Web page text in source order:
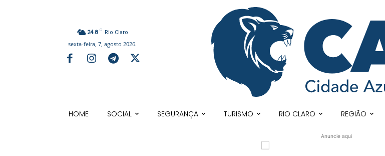
24.8 C Rio Claro
sexta-feira, 7, agosto 2026.
HOME SOCIAL SEGURANÇA TURISMO RIO CLARO REGIÃO
Anuncie aqui